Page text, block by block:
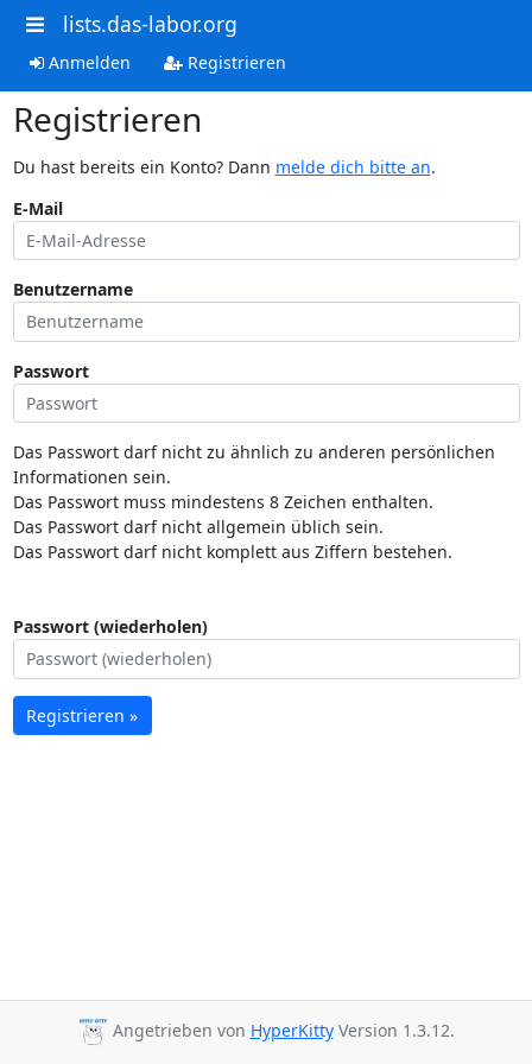
lists.das-labor.org
Anmelden Registrieren
Registrieren
Du hast bereits ein Konto? Dann melde dich bitte an.
E-Mail
Benutzername
Passwort
Das Passwort darf nicht zu ähnlich zu anderen persönlichen
Informationen sein.
Das Passwort muss mindestens 8 Zeichen enthalten.
Das Passwort darf nicht allgemein üblich sein.
Das Passwort darf nicht komplett aus Ziffern bestehen.
Passwort (wiederholen)
Registrieren »
Angetrieben von HyperKittyVersion 1.3.12.